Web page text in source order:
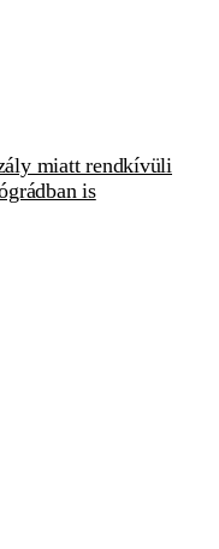
miatt rendkívüli
is